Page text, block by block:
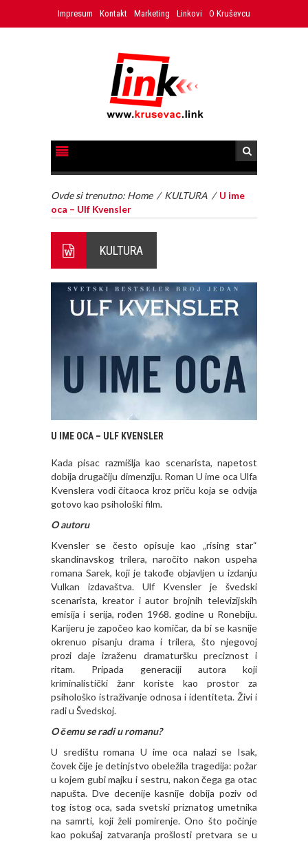
Impresum Kontakt Marketing Linkovi O Kruševcu
Ovde si trenutno: Home / KULTURA / U ime
oca – Ulf Kvensler
KULTURA
U IME OCA – ULF KVENSLER
Kada pisac razmišlja kao scenarista, napetost
dobija drugačiju dimenziju. Roman U ime oca Ulfa
Kvenslera vodi čitaoca kroz priču koja se odvija
gotovo kao psihološki film.
O autoru
Kvensler se često opisuje kao „rising star“
skandinavskog trilera, naročito nakon uspeha
romana Sarek, koji je takođe objavljen u izdanju
Vulkan izdavaštva. Ulf Kvensler je švedski
scenarista, kreator i autor brojnih televizijskih
emisija i serija, rođen 1968. godine u Ronebiju.
Karijeru je započeo kao komičar, da bi se kasnije
okrenuo pisanju drama i trilera, što njegovoj
prozi daje izraženu dramaturšku preciznost i
ritam. Pripada generaciji autora koji
kriminalistički žanr koriste kao prostor za
psihološko istraživanje odnosa i identiteta. Živi i
radi u Švedskoj.
O čemu se radi u romanu?
U središtu romana U ime oca nalazi se Isak,
čovek čije je detinjstvo obeležila tragedija: požar
u kojem gubi majku i sestru, nakon čega ga otac
napušta. Dve decenije kasnije dobija poziv od
tog istog oca, sada svetski priznatog umetnika
na samrti, koji želi pomirenje. Ono što počinje
kao pokušaj zatvaranja prošlosti pretvara se u